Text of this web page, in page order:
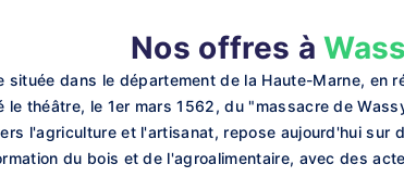
Nos offres à
dans le département de la Haute-Marne, en
théâtre, le 1er mars 1562, du "massacre de
l'agriculture et l'artisanat, repose aujourd'hui
du bois et de l'agroalimentaire, avec des